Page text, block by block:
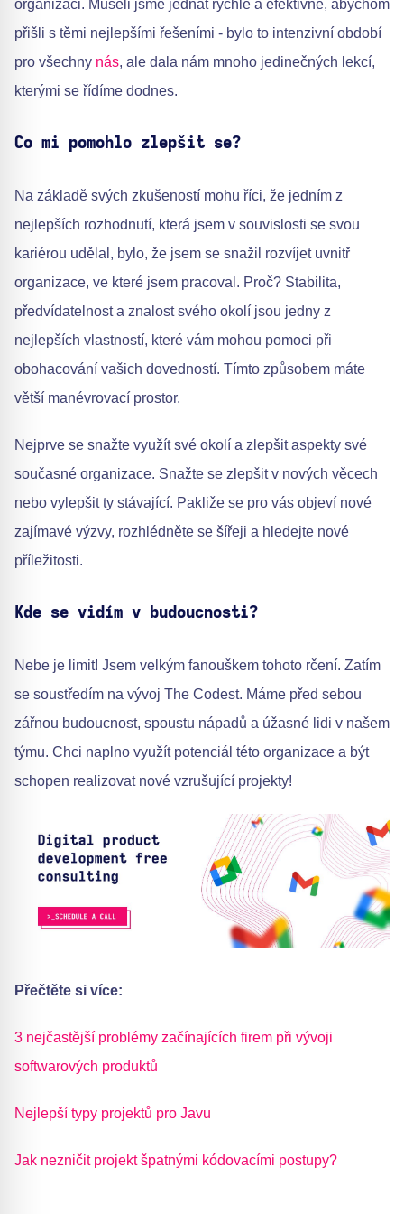
organizaci. Museli jsme jednat rychle a efektivně, abychom
přišli s těmi nejlepšími řešeními - bylo to intenzivní období
pro všechny nás, ale dala nám mnoho jedinečných lekcí,
kterými se řídíme dodnes.
Co mi pomohlo zlepšit se?
Na základě svých zkušeností mohu říci, že jedním z
nejlepších rozhodnutí, která jsem v souvislosti se svou
kariérou udělal, bylo, že jsem se snažil rozvíjet uvnitř
organizace, ve které jsem pracoval. Proč? Stabilita,
předvídatelnost a znalost svého okolí jsou jedny z
nejlepších vlastností, které vám mohou pomoci při
obohacování vašich dovedností. Tímto způsobem máte
větší manévrovací prostor.
Nejprve se snažte využít své okolí a zlepšit aspekty své
současné organizace. Snažte se zlepšit v nových věcech
nebo vylepšit ty stávající. Pakliže se pro vás objeví nové
zajímavé výzvy, rozhlédněte se šířeji a hledejte nové
příležitosti.
Kde se vidím v budoucnosti?
Nebe je limit! Jsem velkým fanouškem tohoto rčení. Zatím
se soustředím na vývoj The Codest. Máme před sebou
zářnou budoucnost, spoustu nápadů a úžasné lidi v našem
týmu. Chci naplno využít potenciál této organizace a být
schopen realizovat nové vzrušující projekty!
Přečtěte si více:
3 nejčastější problémy začínajících firem při vývoji
softwarových produktů
Nejlepší typy projektů pro Javu
Jak nezničit projekt špatnými kódovacími postupy?